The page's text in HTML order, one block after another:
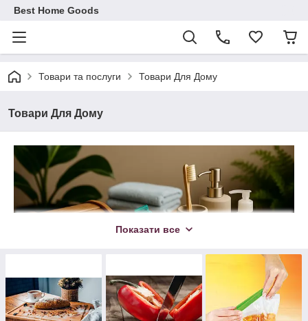
Best Home Goods
Товари та послуги Товари Для Дому
Товари Для Дому
Показати все